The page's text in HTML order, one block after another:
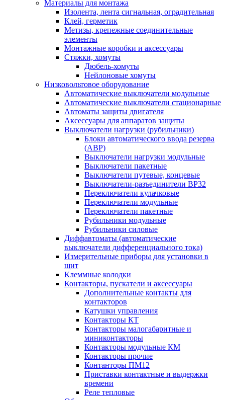
Материалы для монтажа
Изолента, лента сигнальная, оградительная
Клей, герметик
Метизы, крепежные соединительные
элементы
Монтажные коробки и аксессуары
Стяжки, хомуты
Дюбель-хомуты
Нейлоновые хомуты
Низковольтовое оборудование
Автоматические выключатели модульные
Автоматические выключатели стационарные
Автоматы защиты двигателя
Аксессуары для аппаратов защиты
Выключатели нагрузки (рубильники)
Блоки автоматического ввода резерва
(АВР)
Выключатели нагрузки модульные
Выключатели пакетные
Выключатели путевые, концевые
Выключатели-разъединители ВР32
Переключатели кулачковые
Переключатели модульные
Переключатели пакетные
Рубильники модульные
Рубильники силовые
Диффавтоматы (автоматические
выключатели дифференциального тока)
Измерительные приборы для установки в
щит
Клеммные колодки
Контакторы, пускатели и аксессуары
Дополнительные контакты для
контакторов
Катушки управления
Контакторы КТ
Контакторы малогабаритные и
миниконтакторы
Контакторы модульные КМ
Контакторы прочие
Контанторы ПМ12
Приставки контактные и выдержки
времени
Реле тепловые